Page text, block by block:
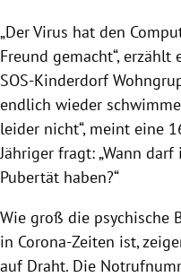
Untermenü
„Der Virus hat den
Freund gemacht“,
SOS-Kinderdorf
endlich wieder
leider nicht“, meint eine
Jähriger fragt: „Wann
Pubertät haben?“
Wie groß die psychische
in Corona-Zeiten ist,
auf Draht. Die